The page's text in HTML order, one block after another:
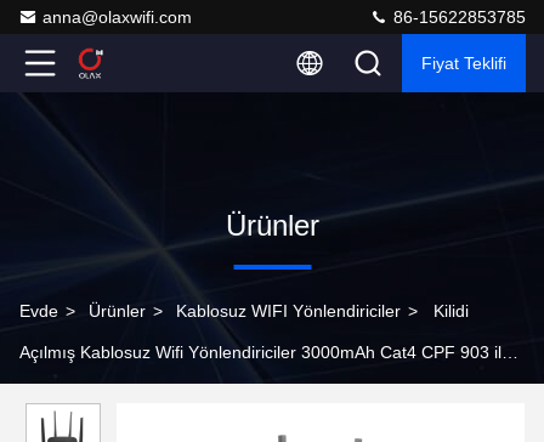
anna@olaxwifi.com 86-15622853785
Fiyat Teklifi
Ürünler
Evde > Ürünler > Kablosuz WIFI Yönlendiriciler > Kilidi
Açılmış Kablosuz Wifi Yönlendiriciler 3000mAh Cat4 CPF 903 ile